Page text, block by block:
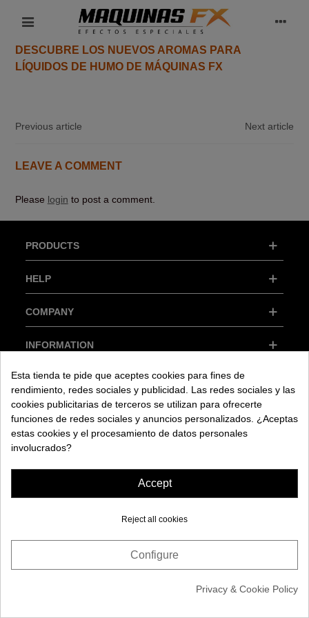
DESCUBRE LOS NUEVOS AROMAS PARA
LÍQUIDOS DE HUMO DE MÁQUINAS FX
Previous article Next article
LEAVE A COMMENT
Please login to post a comment.
PRODUCTS
HELP
COMPANY
INFORMATION
© 2025 Maquinas Efectos Especiales S.L.
Need Help?
Esta tienda te pide que aceptes cookies para fines de
rendimiento, redes sociales y publicidad. Las redes sociales y las
cookies publicitarias de terceros se utilizan para ofrecerte
funciones de redes sociales y anuncios personalizados. ¿Aceptas
estas cookies y el procesamiento de datos personales
involucrados?
Accept
Reject all cookies
Configure
Privacy & Cookie Policy
Cookie consent